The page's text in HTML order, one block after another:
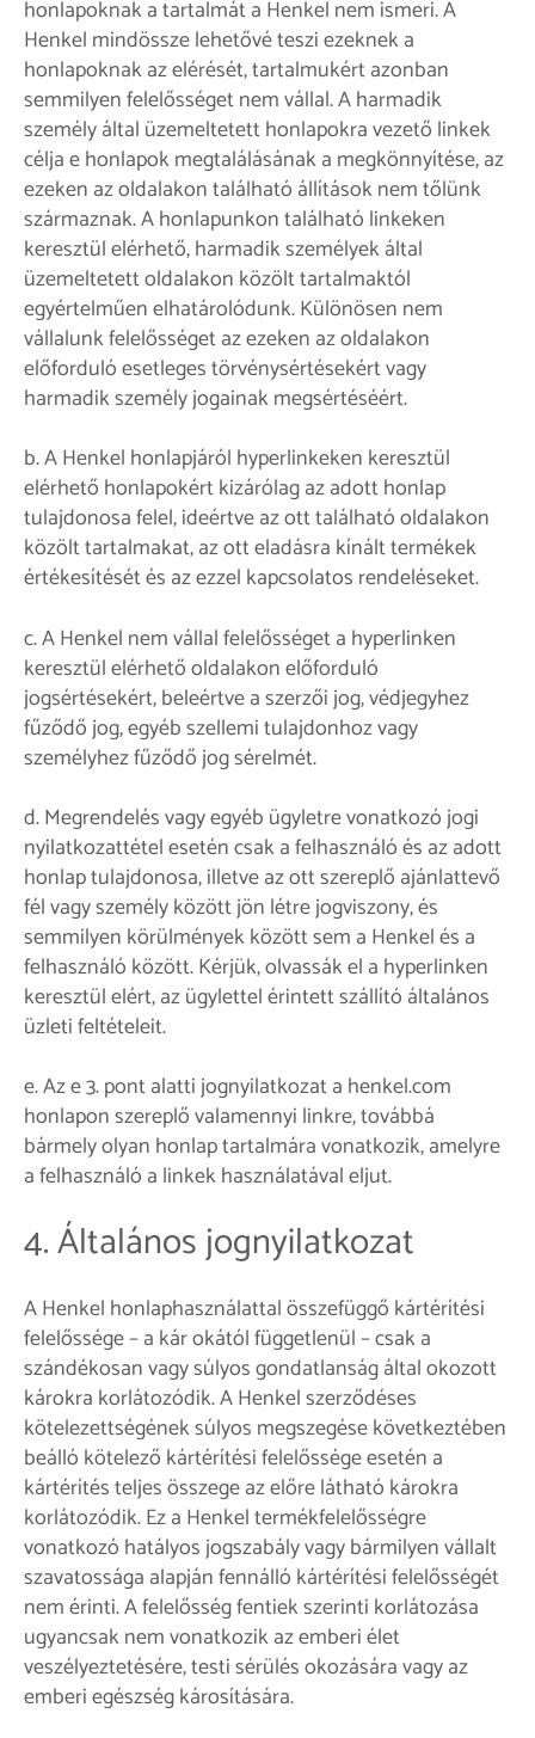
honlapoknak a tartalmát a Henkel nem ismeri. A
Henkel mindössze lehetővé teszi ezeknek a
honlapoknak az elérését, tartalmukért azonban
semmilyen felelősséget nem vállal. A harmadik
személy által üzemeltetett honlapokra vezető linkek
célja e honlapok megtalálásának a megkönnyítése, az
ezeken az oldalakon található állítások nem tőlünk
származnak. A honlapunkon található linkeken
keresztül elérhető, harmadik személyek által
üzemeltetett oldalakon közölt tartalmaktól
egyértelműen elhatárolódunk. Különösen nem
vállalunk felelősséget az ezeken az oldalakon
előforduló esetleges törvénysértésekért vagy
harmadik személy jogainak megsértéséért.
b. A Henkel honlapjáról hyperlinkeken keresztül
elérhető honlapokért kizárólag az adott honlap
tulajdonosa felel, ideértve az ott található oldalakon
közölt tartalmakat, az ott eladásra kínált termékek
értékesítését és az ezzel kapcsolatos rendeléseket.
c. A Henkel nem vállal felelősséget a hyperlinken
keresztül elérhető oldalakon előforduló
jogsértésekért, beleértve a szerzői jog, védjegyhez
fűződő jog, egyéb szellemi tulajdonhoz vagy
személyhez fűződő jog sérelmét.
d. Megrendelés vagy egyéb ügyletre vonatkozó jogi
nyilatkozattétel esetén csak a felhasználó és az adott
honlap tulajdonosa, illetve az ott szereplő ajánlattevő
fél vagy személy között jön létre jogviszony, és
semmilyen körülmények között sem a Henkel és a
felhasználó között. Kérjük, olvassák el a hyperlinken
keresztül elért, az ügylettel érintett szállító általános
üzleti feltételeit.
e. Az e 3. pont alatti jognyilatkozat a henkel.com
honlapon szereplő valamennyi linkre, továbbá
bármely olyan honlap tartalmára vonatkozik, amelyre
a felhasználó a linkek használatával eljut.
4. Általános jognyilatkozat
A Henkel honlaphasználattal összefüggő kártérítési
felelőssége – a kár okától függetlenül – csak a
szándékosan vagy súlyos gondatlanság által okozott
károkra korlátozódik. A Henkel szerződéses
kötelezettségének súlyos megszegése következtében
beálló kötelező kártérítési felelőssége esetén a
kártérítés teljes összege az előre látható károkra
korlátozódik. Ez a Henkel termékfelelősségre
vonatkozó hatályos jogszabály vagy bármilyen vállalt
szavatossága alapján fennálló kártérítési felelősségét
nem érinti. A felelősség fentiek szerinti korlátozása
ugyancsak nem vonatkozik az emberi élet
veszélyeztetésére, testi sérülés okozására vagy az
emberi egészség károsítására.